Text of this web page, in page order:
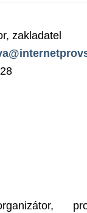
zakladatel